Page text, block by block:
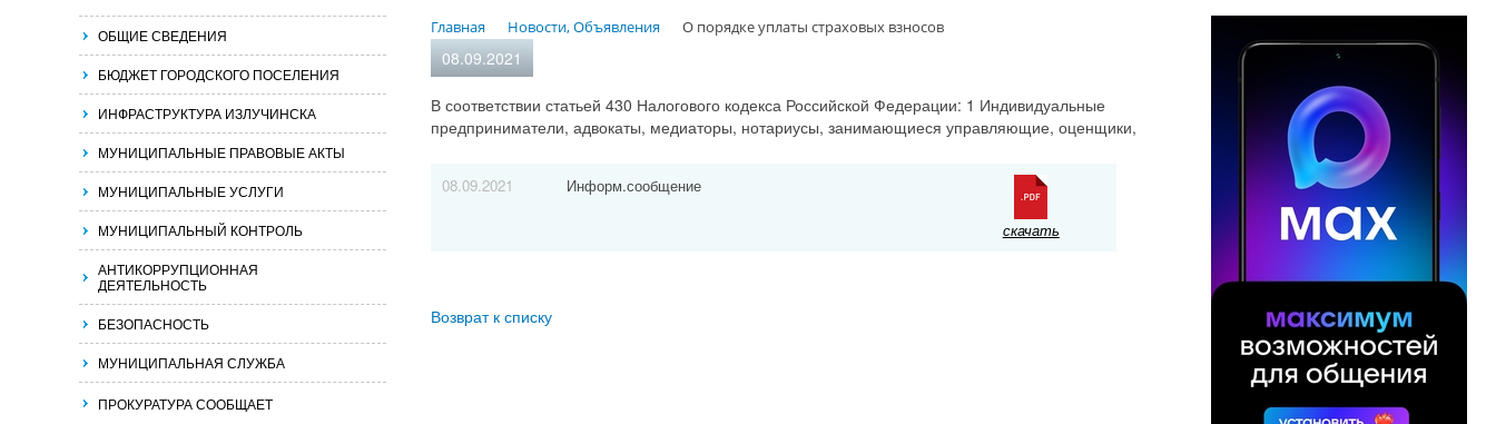
Главная Новости, Объявления О порядке уплаты страховых взносов
08.09.2021
В соответствии статьей 430 Налогового кодекса Российской Федерации: 1 Индивидуальные
предприниматели, адвокаты, медиаторы, нотариусы, занимающиеся управляющие, оценщики,
08.09.2021 Информ.сообщение
скачать
Возврат к списку
ОБЩИЕ СВЕДЕНИЯ
БЮДЖЕТ ГОРОДСКОГО ПОСЕЛЕНИЯ
ИНФРАСТРУКТУРА ИЗЛУЧИНСКА
МУНИЦИПАЛЬНЫЕ ПРАВОВЫЕ АКТЫ
МУНИЦИПАЛЬНЫЕ УСЛУГИ
МУНИЦИПАЛЬНЫЙ КОНТРОЛЬ
АНТИКОРРУПЦИОННАЯ
ДЕЯТЕЛЬНОСТЬ
БЕЗОПАСНОСТЬ
МУНИЦИПАЛЬНАЯ СЛУЖБА
ПРОКУРАТУРА СООБЩАЕТ